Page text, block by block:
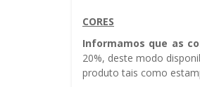
CORES
Informamos que as
20%, deste modo
produto tais como